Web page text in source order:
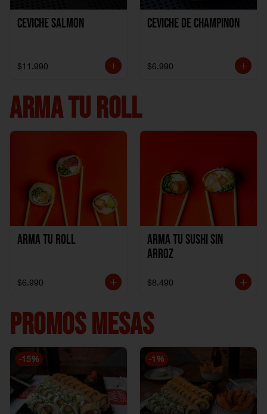
Ceviche Salmón
$11.990
Ceviche de Champiñon
$6.990
ARMA TU ROLL
Arma Tu Roll
$6.990
Arma tu Sushi sin
Arroz
$8.490
PROMOS MESAS
-15% -1 %